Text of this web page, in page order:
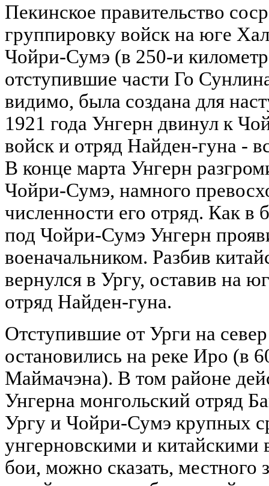
Пекинское правительство
группировку войск на юге
Чойри-Сумэ (в 250-и
отступившие части Го
видимо, была создана для
1921 года Унгерн двинул к
войск и отряд Найден-гуна -
В конце марта Унгерн
Чойри-Сумэ, намного
численности его отряд. Как в
под Чойри-Сумэ Унгерн
военачальником. Разбив
вернулся в Ургу, оставив на
отряд Найден-гуна.
Отступившие от Урги на
остановились на реке Иро (в
Маймачэна). В том районе
Унгерна монгольский отряд
Ургу и Чойри-Сумэ крупных
унгерновскими и
бои, можно сказать, местного